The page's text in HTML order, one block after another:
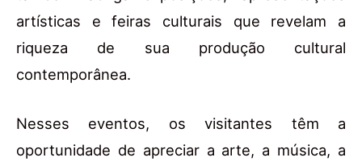
artísticas e feiras culturais que revelam a
riqueza de sua produção cultural
contemporânea.
Nesses eventos, os visitantes têm a
oportunidade de apreciar a arte, a música, a